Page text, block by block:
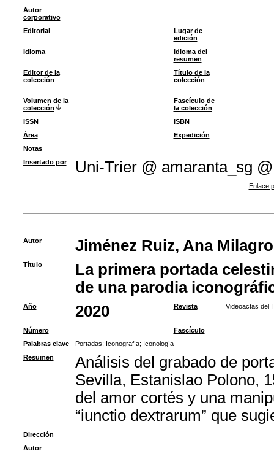
Autor
corporativo
Editorial
Lugar de
edición
Idioma
Idioma del
resumen
Editor de la
colección
Título de la
colección
Volumen de la
colección
Fascículo de
la colección
ISSN
ISBN
Área
Expedición
Notas
Insertado por
Uni-Trier @ amaranta_sg @
Enlace
Autor Jiménez Ruiz, Ana
Título
La primera portada
de una parodia
Año 2020 Revista Videoactas del
Número
Fascículo
Palabras clave
Portadas; Iconografía; Iconología
Resumen
Análisis del grabado de
Sevilla, Estanislao Polono,
del amor cortés y una
“iunctio dextrarum” que
Dirección
Autor